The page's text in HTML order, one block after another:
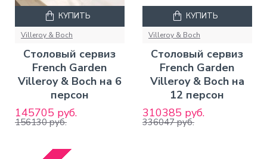
Villeroy & Boch
Столовый сервиз
French Garden
Villeroy & Boch на 6
персон
145705 руб.
156130 руб.
КУПИТЬ
Villeroy & Boch
Столовый сервиз
French Garden
Villeroy & Boch на
12 персон
310385 руб.
336047 руб.
КУПИТЬ